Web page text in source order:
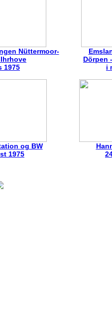
Nüttermoor-
1975
Dörpen
i
og BW
1975